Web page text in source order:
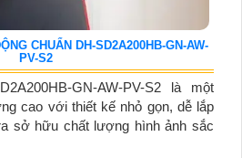
CHUẨN DH-SD2A200HB-GN-AW-
PV-S2
GN-AW-PV-S2 là một
cao với thiết kế nhỏ gọn, dễ lắp
sở hữu chất lượng hình ảnh sắc